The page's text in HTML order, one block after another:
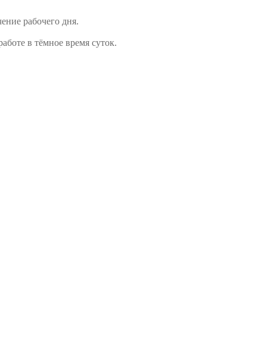
рабочего дня.
в тёмное время суток.